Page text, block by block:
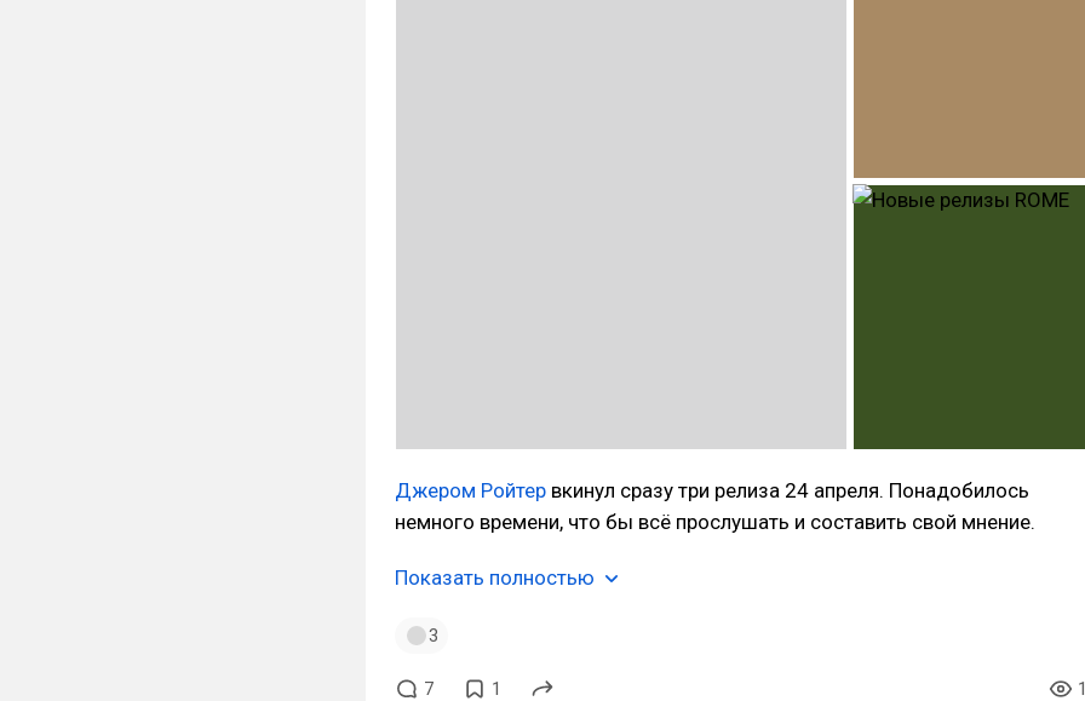
Джером Ройтер вкинул сразу три релиза 24 апреля. Понадобилось
немного времени, что бы всё прослушать и составить свой мнение.
Показать полностью
3
7 1